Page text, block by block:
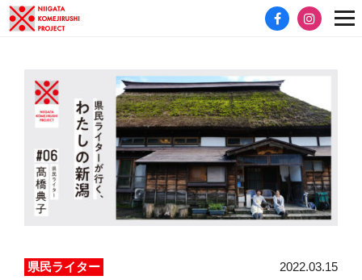
県民ライター 2022.03.15